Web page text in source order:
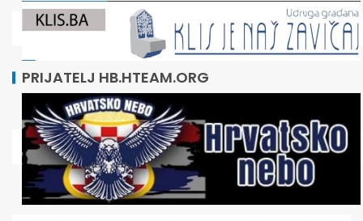
PRIJATELJ HB.HTEAM.ORG